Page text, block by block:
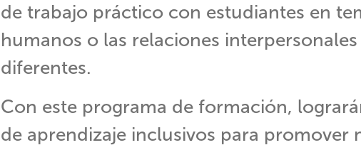
de trabajo práctico con estudiantes en
humanos o las relaciones
diferentes.
Con este programa de formación,
de aprendizaje inclusivos para promover